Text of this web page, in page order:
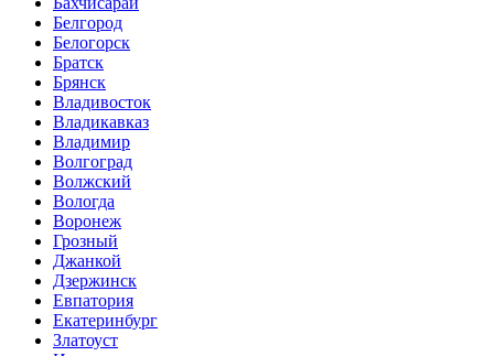
Белгород
Белогорск
Братск
Брянск
Владивосток
Владикавказ
Владимир
Волгоград
Волжский
Вологда
Воронеж
Грозный
Джанкой
Дзержинск
Евпатория
Екатеринбург
Златоуст